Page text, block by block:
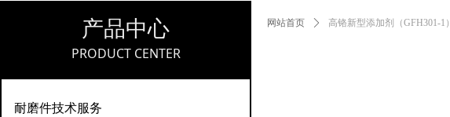
网站首页 ꄲ 高铬新型添加剂（GFH301-1）
产品中心
PRODUCT CENTER
耐磨件技术服务